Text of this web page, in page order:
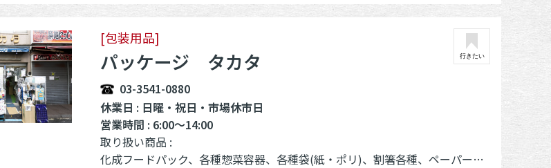
[包装用品]
パッケージ タカタ
03-3541-0880
休業日 : 日曜・祝日・市場休市日
営業時間 : 6:00～14:00
取り扱い商品 :
化成フードパック、各種惣菜容器、各種袋(紙・ポリ)、割箸各種、ペーパー用品(皿・ランチマット)、パーティ用コップ、祭事用品(ヤキソバ皿)など、各種名入品
行きたい